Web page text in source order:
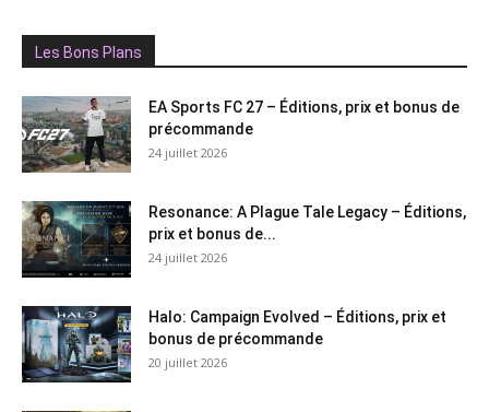
Les Bons Plans
EA Sports FC 27 – Éditions, prix et bonus de
précommande
24 juillet 2026
Resonance: A Plague Tale Legacy – Éditions,
prix et bonus de...
24 juillet 2026
Halo: Campaign Evolved – Éditions, prix et
bonus de précommande
20 juillet 2026